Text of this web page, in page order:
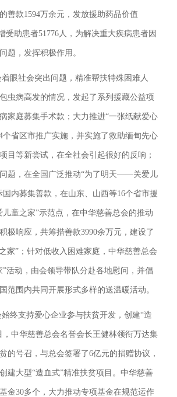
善款1594万余元，发放援助药品价值
受助患者51776人，为解决重大疾病患者因
题，发挥积极作用。
眼社会突出问题，精准帮扶特殊困难人
虫病高发的情况，发起了系列援藏公益项
家庭募集手术款；大力推进“一张纸献爱心
个省区市推广实施，并实施了救助缅甸先心
目等新尝试，在全社会引起很好的反响；
题，在全国广泛推动“为了明天——关爱儿
国内募集善款，在山东、山西等16个省市援
儿童之家”示范点，在中华慈善总会的推动
极响应，共筹措善款3990余万元，建设了
家”；针对低收入困难家庭，中华慈善总会
”活动，由会领导带队分赴各地慰问，并倡
范围内共同开展形式多样的送温暖活动。
终支持爱心企业参与扶贫开发，创建“造
，中华慈善总会名誉会长王健林领衔万达集
的号召，与总会签署了6亿元的捐赠协议，
建大型“造血式”精准扶贫项目。中华慈善
金30多个，大力推动专项基金在规范运作